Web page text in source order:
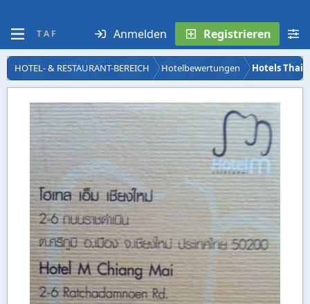
T A F Anmelden Registrieren
HOTEL- & RESTAURANT-BEREICH Hotelbewertungen Hotels